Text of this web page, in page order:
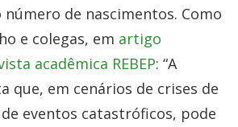
de nascimentos. Como
e colegas, em artigo
acadêmica REBEP: “A
que, em cenários de crises de
eventos catastróficos, pode